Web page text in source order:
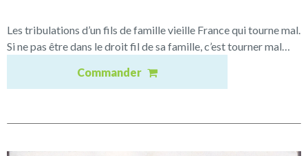
Les tribulations d’un fils de famille vieille France qui tourne mal.
Si ne pas être dans le droit fil de sa famille, c’est tourner mal…
Commander